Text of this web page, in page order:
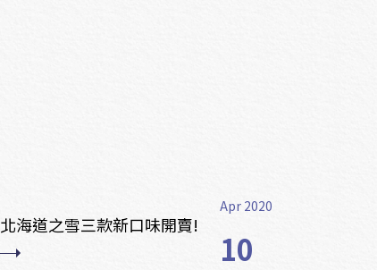
Apr 2020
10
北海道之雪三款新口味開賣!